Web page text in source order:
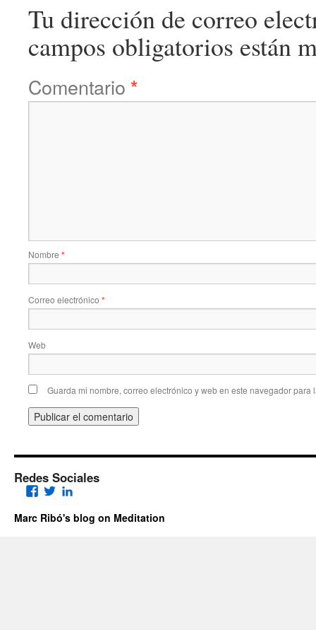
Tu dirección de correo
campos obligatorios están
Comentario *
Nombre *
Correo electrónico *
Web
Guarda mi nombre, correo electrónico y web en este navegador para
Redes Sociales
Facebook
Twitter
Marc Ribó's blog on Meditation